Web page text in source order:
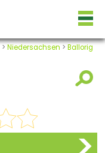
> Niedersachsen > Ballorig